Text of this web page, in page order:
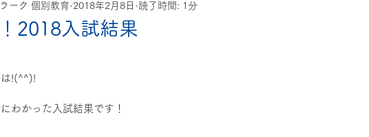
∟教室のできごと ご案内 ∟ご案内
2018入試結果
ーク 個別教育 2018年2月8日 読了時間: 1分
は!(^^)!
わかった入試結果です！